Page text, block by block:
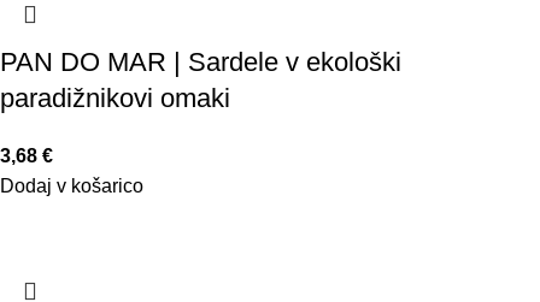
PAN DO MAR | Sardele v ekološki
paradižnikovi omaki
3,68 €
Dodaj v košarico